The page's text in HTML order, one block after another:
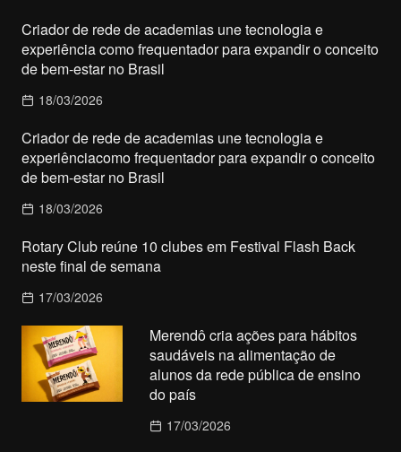
Criador de rede de academias une tecnologia e
experiência como frequentador para expandir o conceito
de bem-estar no Brasil
18/03/2026
Criador de rede de academias une tecnologia e
experiênciacomo frequentador para expandir o conceito
de bem-estar no Brasil
18/03/2026
Rotary Club reúne 10 clubes em Festival Flash Back
neste final de semana
17/03/2026
Merendô cria ações para hábitos
saudáveis na alimentação de
alunos da rede pública de ensino
do país
17/03/2026